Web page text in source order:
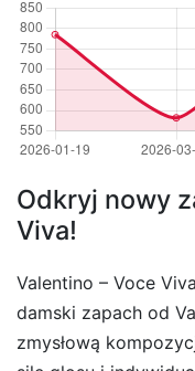
Odkryj nowy
Viva!
Valentino – Voce
damski zapach od
zmysłową